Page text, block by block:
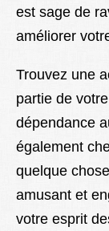
est sage de
améliorer
Trouvez une
partie de
dépendance
également
quelque
amusant et
votre esprit